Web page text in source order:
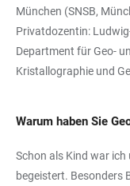
München (SNSB,
Privatdozentin:
Department für Geo-
Kristallographie und
Warum haben Sie
Schon als Kind war
begeistert. Besonders